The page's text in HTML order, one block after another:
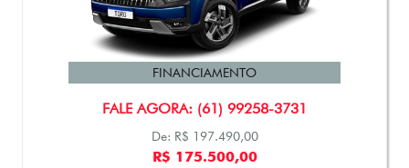
TORO
TORO VOLCANO TURBO 270 FLEX AT6 2026